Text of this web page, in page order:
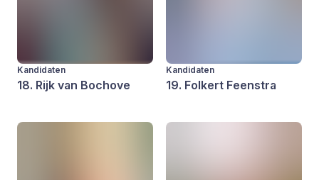
Kandidaten
18. Rijk van Bochove
Kandidaten
19. Folkert Feenstra